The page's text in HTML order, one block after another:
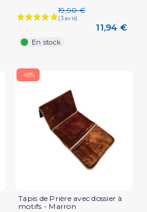
19,90 €
11,94 €
En stock
-40%
Tapis de Prière avec dossier à
motifs - Marron